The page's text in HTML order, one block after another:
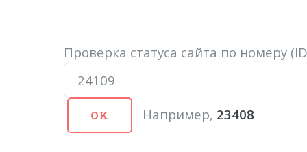
Проверка статуса сайта по номеру
Например, 23408